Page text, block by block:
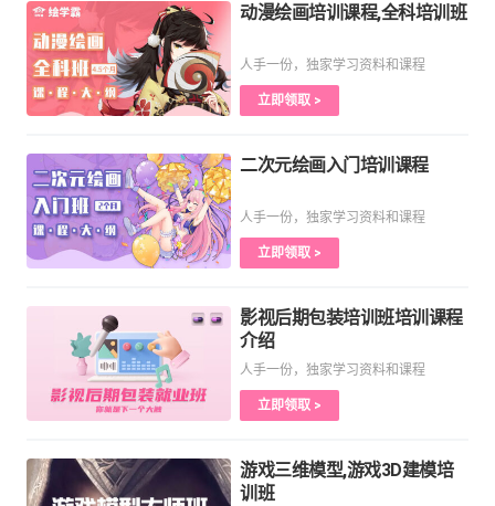
动漫绘画培训课程,全科培训班
人手一份，独家学习资料和课程
立即领取 >
二次元绘画入门培训课程
人手一份，独家学习资料和课程
立即领取 >
影视后期包装培训班培训课程
介绍
人手一份，独家学习资料和课程
立即领取 >
游戏三维模型,游戏3D建模培
训班